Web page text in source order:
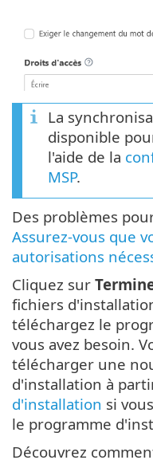
La
disponible
l'aide de la
MSP.
Des problèmes
Assurez-vous que
autorisations
Cliquez sur
fichiers
téléchargez le
vous avez besoin.
télécharger une
d'installation à
d'installation si
le programme
Découvrez